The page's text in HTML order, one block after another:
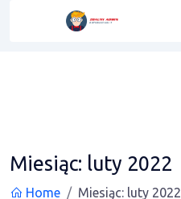
Miesiąc: luty 2022
Home Miesiąc: luty 2022